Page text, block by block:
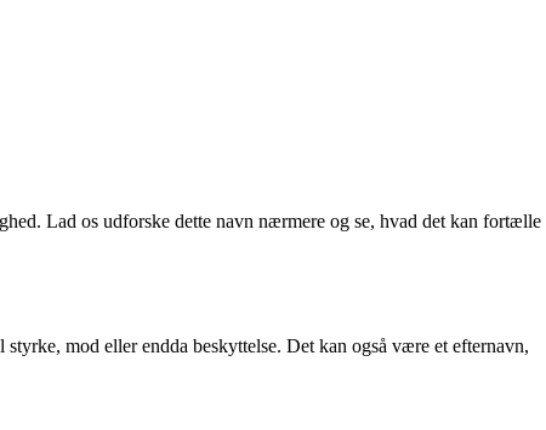
Lad os udforske dette navn nærmere og se, hvad det kan fortælle
mod eller endda beskyttelse. Det kan også være et efternavn,